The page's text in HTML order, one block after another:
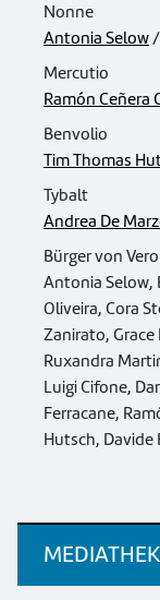
Nonne
Antonia Selow/
Mercutio
Ramón Ceñera
Benvolio
Tim Thomas
Tybalt
Andrea De
Bürger von
Antonia Selow,
Oliveira, Cora
Zanirato, Grace
Ruxandra
Luigi Cifone,
Ferracane,
Hutsch, Davide
MEDIATHEK